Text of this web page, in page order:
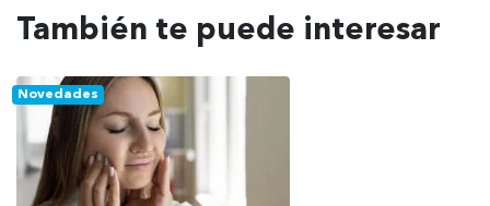
También te puede interesar
Novedades